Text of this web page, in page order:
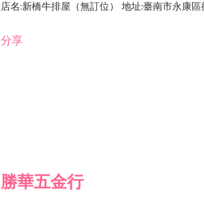
店名:新橋牛排屋（無訂位） 地址:臺南市永康
分享
勝華五金行